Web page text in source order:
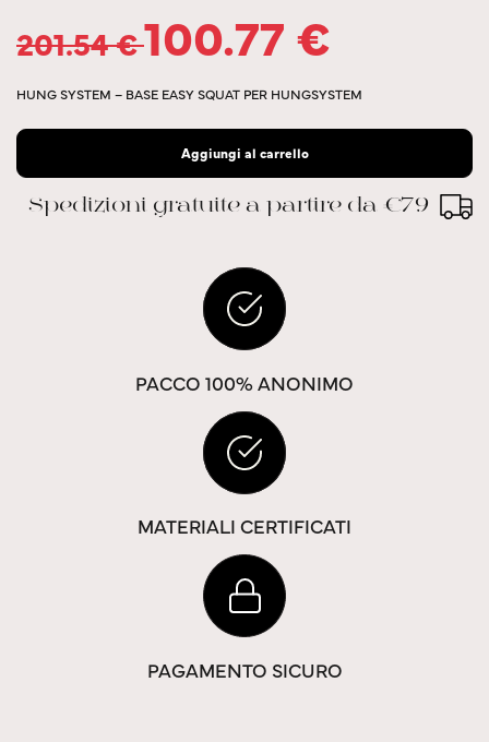
201.54€100.77€
HUNG SYSTEM – BASE EASY SQUAT PER HUNGSYSTEM
Aggiungi al carrello
Spedizioni gratuite a partire da €79
PACCO 100% ANONIMO
MATERIALI CERTIFICATI
PAGAMENTO SICURO